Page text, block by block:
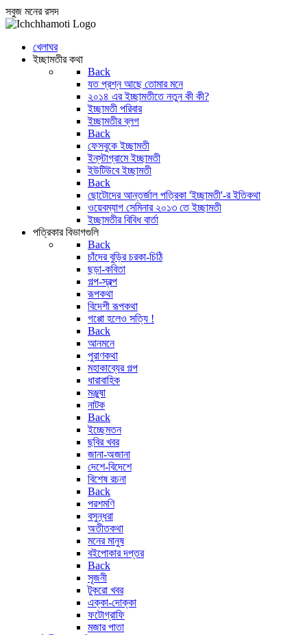
সবুজ মনের রসদ
খেলাঘর
ইচ্ছামতীর কথা
Back
যত প্রশ্ন আছে তোমার মনে
২০১৪ এর ইচ্ছামতীতে নতুন কী কী?
ইচ্ছামতী পরিবার
ইচ্ছামতীর ব্লগ
Back
ফেসবুকে ইচ্ছামতী
ইন্‌স্টাগ্রামে ইচ্ছামতী
ইউটিউবে ইচ্ছামতী
Back
ছোটোদের আন্তর্জাল পত্রিকা 'ইচ্ছামতী'-র ইতিকথা
ওয়েবম্যাগ সেমিনার ২০১৩ তে ইচ্ছামতী
ইচ্ছামতীর বিবিধ বার্তা
পত্রিকার বিভাগগুলি
Back
চাঁদের বুড়ির চরকা-চিঠি
ছড়া-কবিতা
গল্প-স্বল্প
রূপকথা
বিদেশী রূপকথা
গপ্পো হলেও সত্যি !
Back
আনমনে
পুরাণকথা
মহাকাব্যের গল্প
ধারাবাহিক
মঞ্জুষা
নাটক
Back
ইচ্ছেমতন
ছবির খবর
জানা-অজানা
দেশে-বিদেশে
বিশেষ রচনা
Back
পরশমণি
বসুন্ধরা
অতীতকথা
মনের মানুষ
বইপোকার দপ্তর
Back
সৃজনী
টুকরো খবর
এক্কা-দোক্কা
ফটোগ্রাফি
মজার পাতা